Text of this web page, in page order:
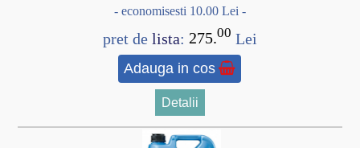
- economisesti 10.00 Lei -
pret de lista: 275.00 Lei
Adauga in cos
Detalii